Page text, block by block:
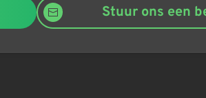
Stuur ons een